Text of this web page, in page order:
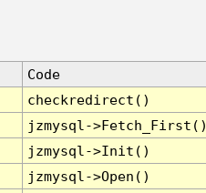
Code
checkredirect()
jzmysql-
jzmysql->Init()
jzmysql->Open()